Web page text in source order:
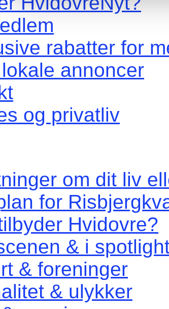
rabatter for
annoncer
og privatliv
om dit liv
for
Hvidovre?
& i
& foreninger
& ulykker